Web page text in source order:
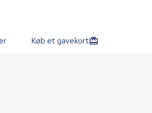
Køb et gavekort